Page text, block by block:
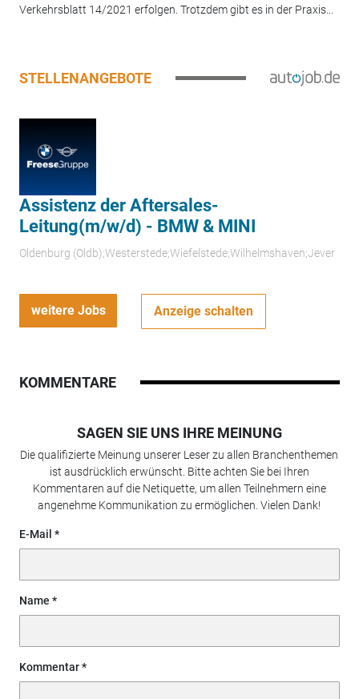
Verkehrsblatt 14/2021 erfolgen. Trotzdem gibt es in der Praxis...
STELLENANGEBOTE
Assistenz der Aftersales-
Leitung(m/w/d) - BMW & MINI
Oldenburg (Oldb);Westerstede;Wiefelstede;Wilhelmshaven;Jever
weitere Jobs Anzeige schalten
KOMMENTARE
SAGEN SIE UNS IHRE MEINUNG
Die qualifizierte Meinung unserer Leser zu allen Branchenthemen
ist ausdrücklich erwünscht. Bitte achten Sie bei Ihren
Kommentaren auf die Netiquette, um allen Teilnehmern eine
angenehme Kommunikation zu ermöglichen. Vielen Dank!
E-Mail
Name
Kommentar